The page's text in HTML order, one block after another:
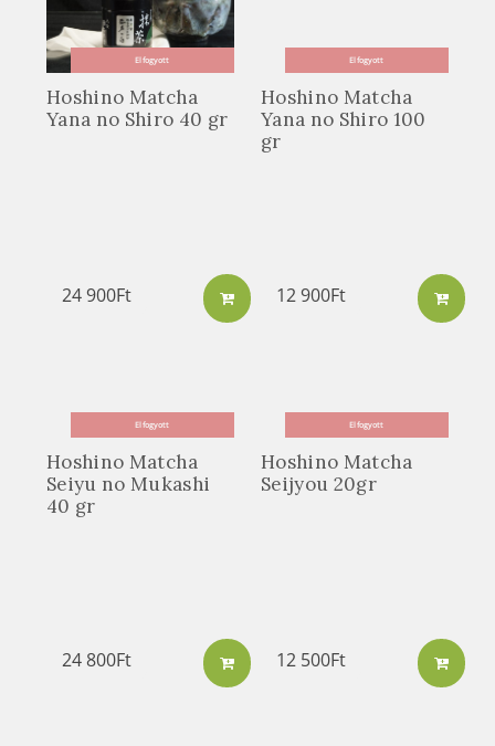
Elfogyott
Hoshino Matcha
Yana no Shiro 40 gr
Elfogyott
Hoshino Matcha
Yana no Shiro 100
gr
Elfogyott
Hoshino Matcha
Seiyu no Mukashi
40 gr
24 900Ft
Elfogyott
Hoshino Matcha
Seijyou 20gr
12 900Ft
24 800Ft 12 500Ft